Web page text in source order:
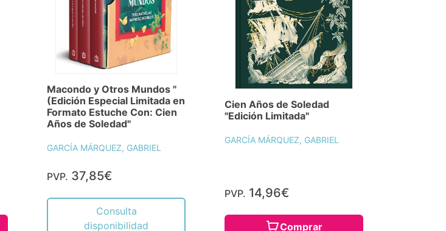
Macondo y Otros Mundos "
(Edición Especial Limitada en
Formato Estuche Con: Cien
Años de Soledad"
GARCÍA MÁRQUEZ, GABRIEL
PVP. 37,85€
Consulta
disponibilidad
Cien Años de Soledad
"Edición Limitada"
GARCÍA MÁRQUEZ, GABRIEL
PVP. 14,96€
Comprar